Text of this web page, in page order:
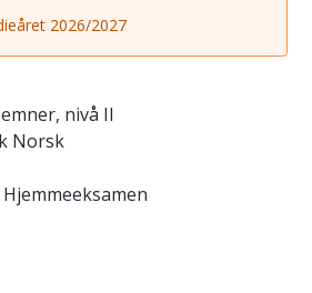
2026/2027
nivå II
Norsk
Hjemmeeksamen